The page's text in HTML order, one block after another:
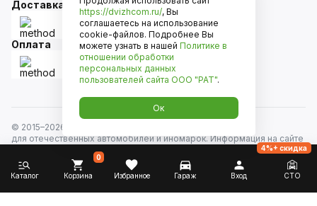
Доставка
Оплата
© 2015–2026
для отечественных автомобилей и иномарок. Информация на сайте
носит исключительно информационный характер и не является
публичной офертой, определяемой положениями
ст. 437 Гражданского кодекса РФ. Все права защищены.
Каталог Корзина
0
Избранное Гараж Вход СТО
4%+ скидка
https://dvizhcom.ru/, Вы
соглашаетесь на использование
cookie-файлов. Подробнее Вы
можете узнать в нашей Политике в
отношении обработки
персональных данных
пользователей сайта ООО "РАТ".
Ок